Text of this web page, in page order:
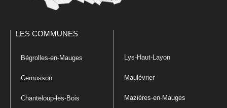
LES COMMUNES
Bégrolles-en-Mauges
Cernusson
Chanteloup-les-Bois
Lys-Haut-Layon
Maulévrier
Mazières-en-Mauges